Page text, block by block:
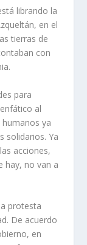
librando la
en el
tierras de
con
para
al
humanos ya
solidarios. Ya
acciones,
hay, no van a
protesta
De acuerdo
en